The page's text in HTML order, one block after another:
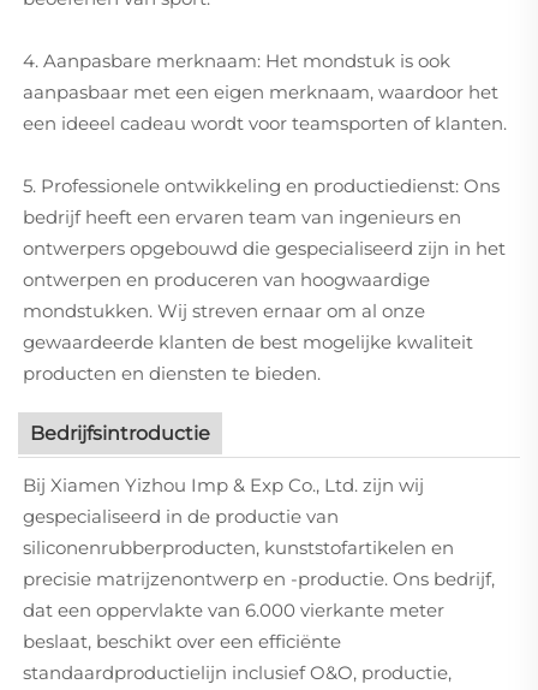
4. Aanpasbare merknaam: Het mondstuk is ook
aanpasbaar met een eigen merknaam, waardoor het
een ideeel cadeau wordt voor teamsporten of klanten.
5. Professionele ontwikkeling en productiedienst: Ons
bedrijf heeft een ervaren team van ingenieurs en
ontwerpers opgebouwd die gespecialiseerd zijn in het
ontwerpen en produceren van hoogwaardige
mondstukken. Wij streven ernaar om al onze
gewaardeerde klanten de best mogelijke kwaliteit
producten en diensten te bieden.
Bedrijfsintroductie
Bij Xiamen Yizhou Imp & Exp Co., Ltd. zijn wij
gespecialiseerd in de productie van
siliconenrubberproducten, kunststofartikelen en
precisie matrijzenontwerp en -productie. Ons bedrijf,
dat een oppervlakte van 6.000 vierkante meter
beslaat, beschikt over een efficiënte
standaardproductielijn inclusief O&O, productie,